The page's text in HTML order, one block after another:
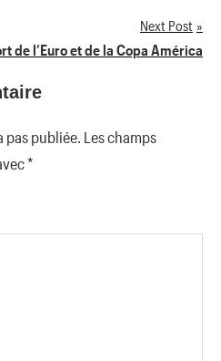
Next Post
de l’Euro et de la Copa América
pas publiée. Les champs
*